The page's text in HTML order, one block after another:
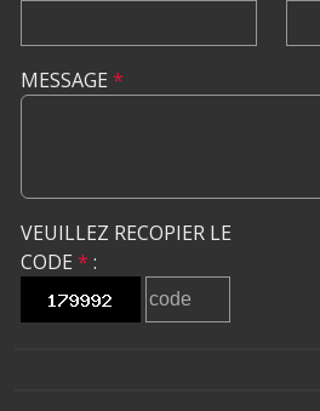
MESSAGE *
VEUILLEZ RECOPIER LE
CODE * :